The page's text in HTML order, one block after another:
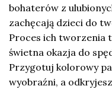
bohaterów z
zachęcają dzieci do
Proces ich tworzenia
świetna okazja do
Przygotuj kolorowy
wyobraźni, a